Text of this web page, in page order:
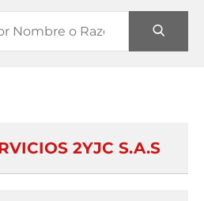
2YJC S.A.S